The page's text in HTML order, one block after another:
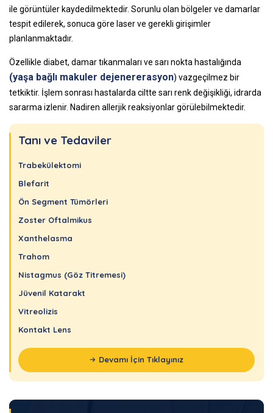
ile görüntüler kaydedilmektedir. Sorunlu olan bölgeler ve damarlar
tespit edilerek, sonuca göre laser ve gerekli girişimler
planlanmaktadır.
Özellikle diabet, damar tıkanmaları ve sarı nokta hastalığında
(yaşa bağlı makuler dejenererasyon) vazgeçilmez bir
tetkiktir. İşlem sonrası hastalarda ciltte sarı renk değişikliği, idrarda
sararma izlenir. Nadiren allerjik reaksiyonlar görülebilmektedir.
Tanı ve Tedaviler
Trabekülektomi
Blefarit
Ön Segment Tümörleri
Zoster Oftalmikus
Xanthelasma
Trahom
Nistagmus (Göz Titremesi)
Jüvenil Katarakt
Vitreolizis
Kontakt Lens
Devamı İçin Tıklayınız